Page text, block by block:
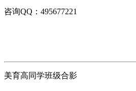
咨询QQ：495677221
美育高同学班级合影